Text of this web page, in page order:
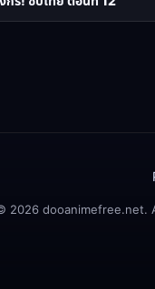
2026 dooanimefree.net.